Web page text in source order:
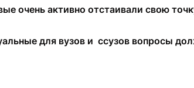
очень активно отстаивали свою
для вузов и ссузов вопросы